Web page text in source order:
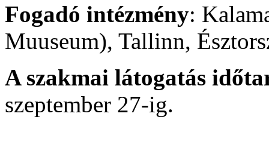
Fogadó intézmény:
Muuseum), Tallinn,
A szakmai látogatás
szeptember 27-ig.